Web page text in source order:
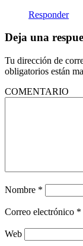
Responder
Deja una
Tu dirección de
obligatorios están
COMENTARIO
Nombre *
Correo electrónico *
Web